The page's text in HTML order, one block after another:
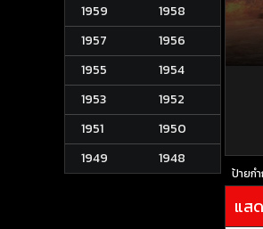
1959
1958
1957
1956
1955
1954
1953
1952
1951
1950
1949
1948
ป้ายก
แส